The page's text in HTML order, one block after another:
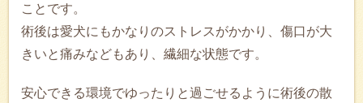
ことです。
術後は愛犬にもかなりのストレスがかかり、傷口が大
きいと痛みなどもあり、繊細な状態です。
安心できる環境でゆったりと過ごせるように術後の散